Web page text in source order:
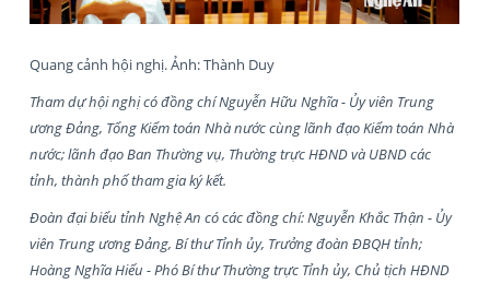
Quang cảnh hội nghị. Ảnh: Thành Duy
Tham dự hội nghị có đồng chí Nguyễn Hữu Nghĩa - Ủy viên Trung
ương Đảng, Tổng Kiểm toán Nhà nước cùng lãnh đạo Kiểm toán Nhà
nước; lãnh đạo Ban Thường vụ, Thường trực HĐND và UBND các
tỉnh, thành phố tham gia ký kết.
Đoàn đại biểu tỉnh Nghệ An có các đồng chí: Nguyễn Khắc Thận - Ủy
viên Trung ương Đảng, Bí thư Tỉnh ủy, Trưởng đoàn ĐBQH tỉnh;
Hoàng Nghĩa Hiếu - Phó Bí thư Thường trực Tỉnh ủy, Chủ tịch HĐND